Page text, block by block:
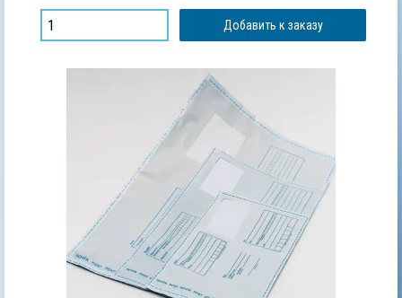
Добавить к заказу